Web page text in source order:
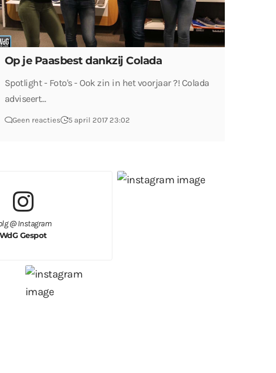
Op je Paasbest dankzij Colada
Spotlight - Foto's - Ook zin in het voorjaar ?! Colada
adviseert…
Geen reacties 5 april 2017 23:02
@ Instagram
WdG Gespot